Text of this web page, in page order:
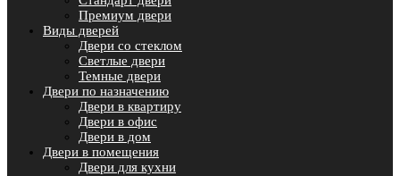
Премиум двери
Виды дверей
Двери со стеклом
Светлые двери
Темные двери
Двери по назначению
Двери в квартиру
Двери в офис
Двери в дом
Двери в помещения
Двери для кухни